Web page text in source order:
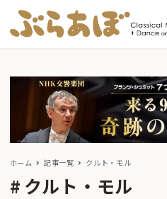
ホーム 記事一覧 クルト・モル
クルト・モル